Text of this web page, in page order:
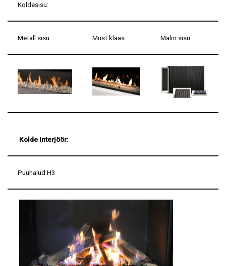
Koldesisu:
Metall sisu Must klaas Malm sisu
Kolde interjöör:
Puuhalud H3